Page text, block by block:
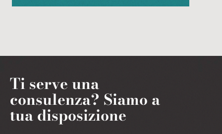
Ti serve una
consulenza? Siamo a
tua disposizione